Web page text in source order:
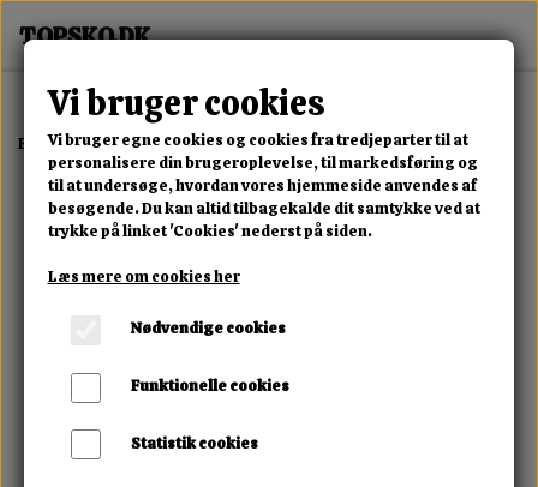
Forside Dame Alle Damesko Dravona Street Sneaker
Vi bruger cookies
Vi bruger egne cookies og cookies fra tredjeparter til at
personalisere din brugeroplevelse, til markedsføring og
til at undersøge, hvordan vores hjemmeside anvendes af
besøgende. Du kan altid tilbagekalde dit samtykke ved at
trykke på linket 'Cookies' nederst på siden.
Læs mere om cookies her
Nødvendige cookies
Funktionelle cookies
Statistik cookies